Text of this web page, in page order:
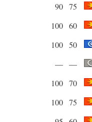
75
90
60
100
50
100
—
—
70
100
75
100